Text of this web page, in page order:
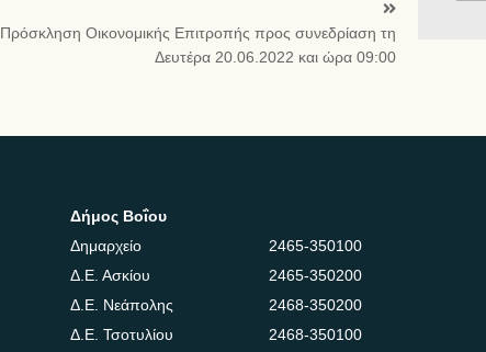
Πρόσκληση Οικονομικής Επιτροπής προς συνεδρίαση τη
Δευτέρα 20.06.2022 και ώρα 09:00
Δήμος Βοΐου
Δημαρχείο
2465-350100
Δ.Ε. Ασκίου
2465-350200
Δ.Ε. Νεάπολης
2468-350200
Δ.Ε. Τσοτυλίου
2468-350100